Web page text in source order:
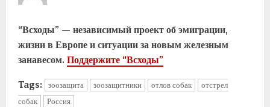
“Всходы” — независимый проект об эмиграции,
жизни в Европе и ситуации за новым железным
занавесом. Поддержите “Всходы”
Tags: зоозащита зоозащитники отлов собак
отстрел
собак
Россия